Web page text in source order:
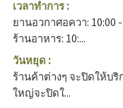
เวลาทำการ :
ยานอวกาศอควา: 10:00
ร้านอาหาร: 10:...
วันหยุด :
ร้านค้าต่างๆ จะปิดให้บ
ใหญ่จะปิดใ...